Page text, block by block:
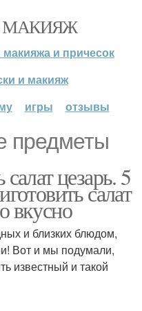
МАКИЯЖ
и причесок
и макияж
игры отзывы
предметы
цезарь. 5
салат
вкусно
и близких блюдом,
Вот и мы подумали,
известный и такой